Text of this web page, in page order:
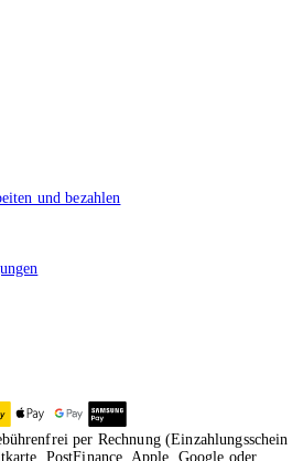
und bezahlen
per Rechnung (Einzahlungsschein
PostFinance, Apple, Google oder